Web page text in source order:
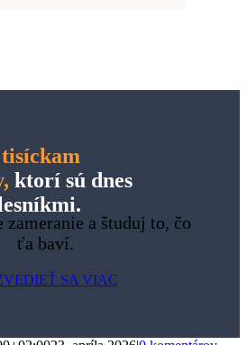
tisíckam
ktorí sú dnes
zameranie a študuj to, čo
ťa baví.
SA VIAC